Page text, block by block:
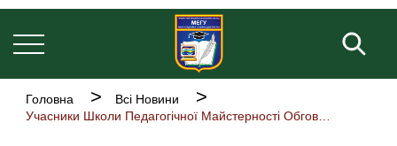
Перейти
до
основного
вмісту
Основна
Рядок
навіґації
Головна
Всі Новини